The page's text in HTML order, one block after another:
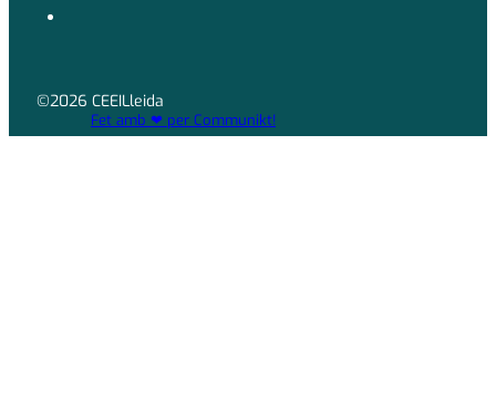
©2026 CEEILleida
Fet amb ❤ per Communikt!